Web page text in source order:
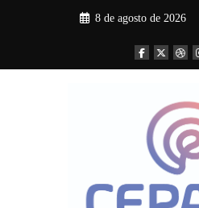
8 de agosto de 2026